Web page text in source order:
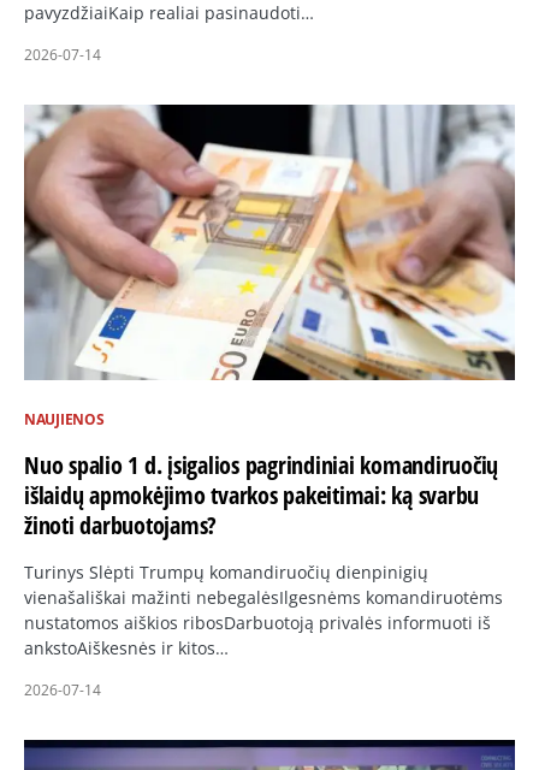
pavyzdžiaiKaip realiai pasinaudoti…
2026-07-14
NAUJIENOS
Nuo spalio 1 d. įsigalios pagrindiniai komandiruočių
išlaidų apmokėjimo tvarkos pakeitimai: ką svarbu
žinoti darbuotojams?
Turinys Slėpti Trumpų komandiruočių dienpinigių
vienašališkai mažinti nebegalėsIlgesnėms komandiruotėms
nustatomos aiškios ribosDarbuotoją privalės informuoti iš
ankstoAiškesnės ir kitos…
2026-07-14